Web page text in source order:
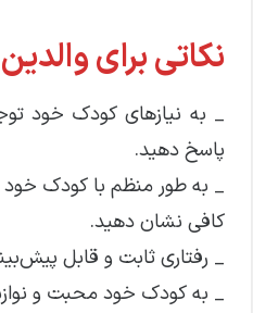
نکاتی برای
_ به نیازهای کودک خود
پاسخ دهید.
_ به طور منظم با کودک خود
کافی نشان دهید.
_ رفتاری ثابت و قابل
_ به کودک خود محبت و